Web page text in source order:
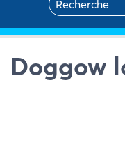
Doggow